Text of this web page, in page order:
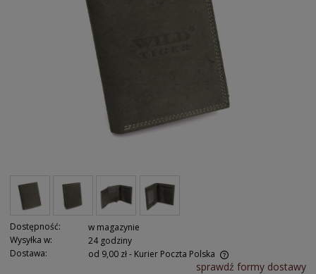
Dostępność:
w magazynie
Wysyłka w:
24 godziny
Dostawa:
od 9,00 zł- Kurier Poczta Polska
sprawdź formy dostawy